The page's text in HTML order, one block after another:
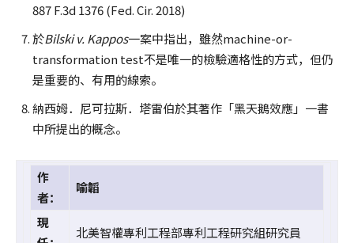
887 F.3d 1376 (Fed. Cir. 2018)
於Bilski v. Kappos一案中指出，雖然machine-or-
transformation test不是唯一的檢驗適格性的方式，但仍
是重要的、有用的線索。
納西姆．尼可拉斯．塔雷伯於其著作「黑天鵝效應」一書
中所提出的概念。
作
者：
喻韜
現
北美智權專利工程部專利工程研究組研究員